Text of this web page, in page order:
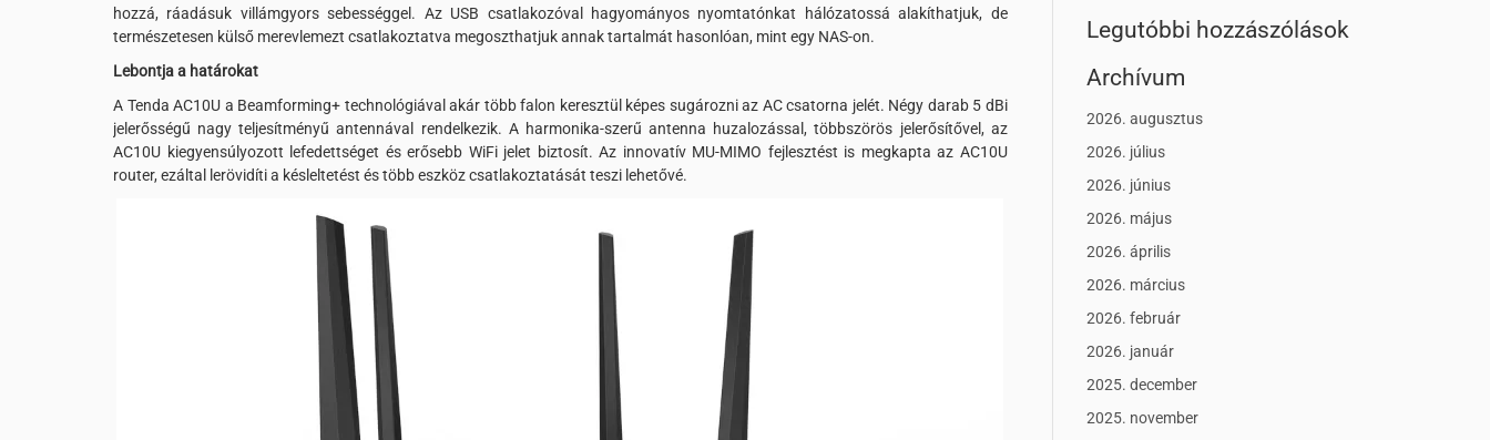
hozzá, ráadásuk villámgyors sebességgel. Az USB csatlakozóval hagyományos nyomtatónkat hálózatossá alakíthatjuk, de
természetesen külső merevlemezt csatlakoztatva megoszthatjuk annak tartalmát hasonlóan, mint egy NAS-on.
Lebontja a határokat
A Tenda AC10U a Beamforming+ technológiával akár több falon keresztül képes sugározni az AC csatorna jelét. Négy darab 5 dBi
jelerősségű nagy teljesítményű antennával rendelkezik. A harmonika-szerű antenna huzalozással, többszörös jelerősítővel, az
AC10U kiegyensúlyozott lefedettséget és erősebb WiFi jelet biztosít. Az innovatív MU-MIMO fejlesztést is megkapta az AC10U
router, ezáltal lerövidíti a késleltetést és több eszköz csatlakoztatását teszi lehetővé.
Legutóbbi hozzászólások
Archívum
2026. augusztus
2026. július
2026. június
2026. május
2026. április
2026. március
2026. február
2026. január
2025. december
2025. november